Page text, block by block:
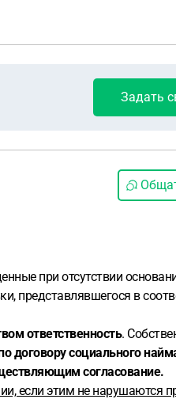
Задать
при отсутствии
представлявшегося в
ответственность.
договору социального
согласование.
если этим не нарушаются